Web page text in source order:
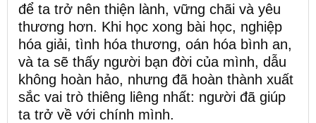
để ta trở nên thiện lành, vững chãi và yêu
thương hơn. Khi học xong bài học, nghiệp
hóa giải, tình hóa thương, oán hóa bình an,
và ta sẽ thấy người bạn đời của mình, dẫu
không hoàn hảo, nhưng đã hoàn thành xuất
sắc vai trò thiêng liêng nhất: người đã giúp
ta trở về với chính mình.